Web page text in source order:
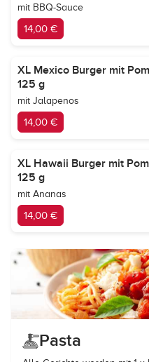
mit BBQ-Sauce
14,00 €
XL Mexico Burger mit
125 g
mit Jalapenos
14,00 €
XL Hawaii Burger mit
125 g
mit Ananas
14,00 €
Pasta